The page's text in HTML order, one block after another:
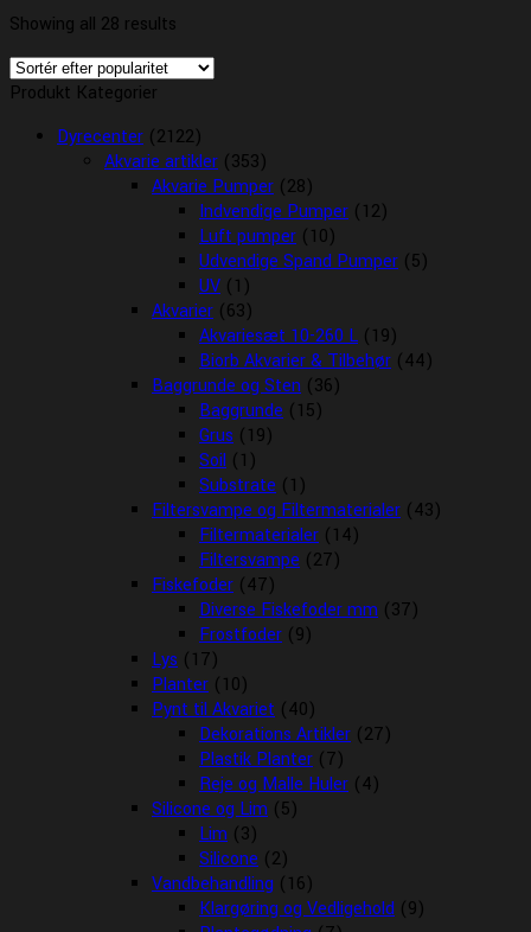
Showing all 28 results
Produkt Kategorier
Dyrecenter (2122)
Akvarie artikler (353)
Akvarie Pumper (28)
Indvendige Pumper (12)
Luft pumper (10)
Udvendige Spand Pumper (5)
UV (1)
Akvarier (63)
Akvariesæt 10-260 L (19)
Biorb Akvarier & Tilbehør (44)
Baggrunde og Sten (36)
Baggrunde (15)
Grus (19)
Soil (1)
Substrate (1)
Filtersvampe og Filtermaterialer (43)
Filtermaterialer (14)
Filtersvampe (27)
Fiskefoder (47)
Diverse Fiskefoder mm (37)
Frostfoder (9)
Lys (17)
Planter (10)
Pynt til Akvariet (40)
Dekorations Artikler (27)
Plastik Planter (7)
Reje og Malle Huler (4)
Silicone og Lim (5)
Lim (3)
Silicone (2)
Vandbehandling (16)
Klargøring og Vedligehold (9)